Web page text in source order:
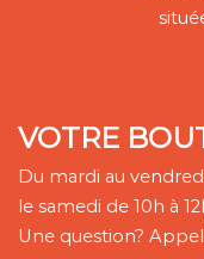
VOTRE
Du mardi au
le samedi de 10h à
Une question?